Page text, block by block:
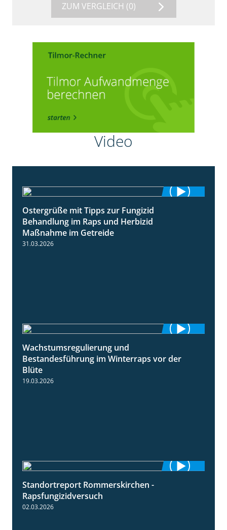
ZUM VERGLEICH (0)
Video
Ostergrüße mit Tipps zur Fungizid
Behandlung im Raps und Herbizid
Maßnahme im Getreide
31.03.2026
Wachstumsregulierung und
Bestandesführung im Winterraps vor der
Blüte
19.03.2026
Standortreport Rommerskirchen -
Rapsfungizidversuch
02.03.2026